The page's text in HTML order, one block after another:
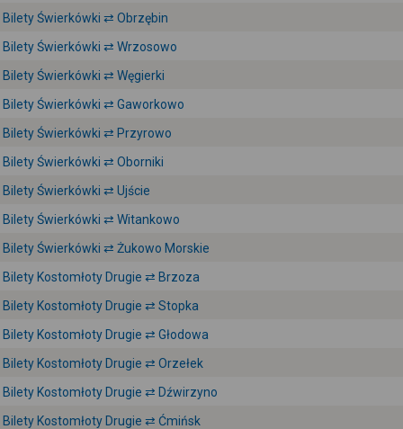
Bilety Świerkówki ⇄ Obrzębin
Bilety Świerkówki ⇄ Wrzosowo
Bilety Świerkówki ⇄ Węgierki
Bilety Świerkówki ⇄ Gaworkowo
Bilety Świerkówki ⇄ Przyrowo
Bilety Świerkówki ⇄ Oborniki
Bilety Świerkówki ⇄ Ujście
Bilety Świerkówki ⇄ Witankowo
Bilety Świerkówki ⇄ Żukowo Morskie
Bilety Kostomłoty Drugie ⇄ Brzoza
Bilety Kostomłoty Drugie ⇄ Stopka
Bilety Kostomłoty Drugie ⇄ Głodowa
Bilety Kostomłoty Drugie ⇄ Orzełek
Bilety Kostomłoty Drugie ⇄ Dźwirzyno
Bilety Kostomłoty Drugie ⇄ Ćmińsk